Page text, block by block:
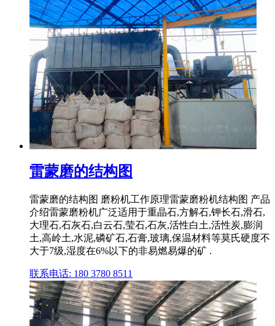
雷蒙磨的结构图
雷蒙磨的结构图 磨粉机工作原理雷蒙磨粉机结构图 产品
介绍雷蒙磨粉机广泛适用于重晶石,方解石,钾长石,滑石,
大理石,石灰石,白云石,莹石,石灰,活性白土,活性炭,膨润
土,高岭土,水泥,磷矿石,石膏,玻璃,保温材料等莫氏硬度不
大于7级,湿度在6%以下的非易燃易爆的矿 .
联系电话: 180 3780 8511